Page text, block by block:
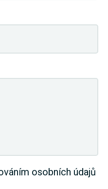
osobních údajů